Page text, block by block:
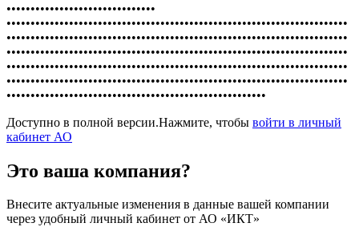
•••••••••••••••••••••••••••••••
•••••••••••••••••••••••••••••••••••••••••••••••••••••••••••••••••••••••
•••••••••••••••••••••••••••••••••••••••••••••••••••••••••••••••••••••••
•••••••••••••••••••••••••••••••••••••••••••••••••••••••••••••••••••••••
•••••••••••••••••••••••••••••••••••••••••••••••••••••••••••••••••••••••
•••••••••••••••••••••••••••••••••••••••••••••••••••••••••••••••••••••••
••••••••••••••••••••••••••••••••••••••••••••••••••••••
Доступно в полной версии.Нажмите, чтобы войти в личный
кабинет АО
Это ваша компания?
Внесите актуальные изменения в данные вашей компании
через удобный личный кабинет от АО «ИКТ»